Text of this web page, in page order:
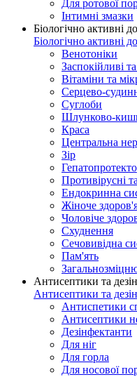
Для ротової
Інтимні змазки
Біологічно активні
Біологічно активні
Венотоніки
Заспокійливі
Вітаміни та
Серцево-
Суглоби
Шлунково-
Краса
Центральна
Зір
Противірусні
Ендокринна
Жіноче
Чоловіче
Схуднення
Сечовивідна
Пам'ять
Антисептики та
Антисептики та
Антиспетики
Антисептики
Дезінфектанти
Для ніг
Для горла
Для носової